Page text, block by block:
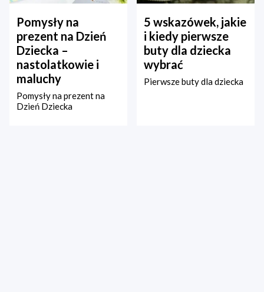
Pomysły na
prezent na Dzień
Dziecka –
nastolatkowie i
maluchy
Pomysły na prezent na
Dzień Dziecka
5 wskazówek, jakie
i kiedy pierwsze
buty dla dziecka
wybrać
Pierwsze buty dla dziecka